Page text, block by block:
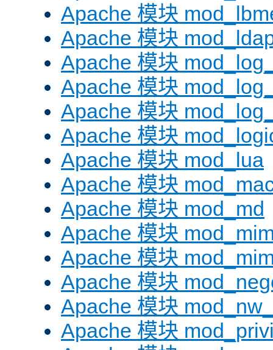
Apache 模块
Apache 模块
Apache 模块
Apache 模块
Apache 模块
Apache 模块
Apache 模块 mod_lua
Apache 模块
Apache 模块 mod_md
Apache 模块
Apache 模块
Apache 模块
Apache 模块
Apache 模块